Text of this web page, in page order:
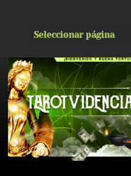
Seleccionar página